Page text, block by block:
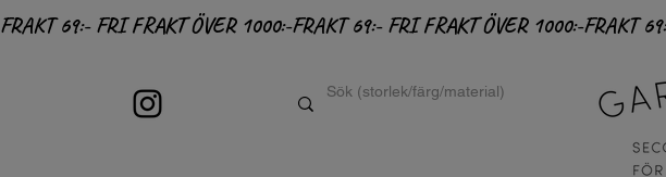
FRAKT 69:- FRI FRAKT ÖVER 1000:-